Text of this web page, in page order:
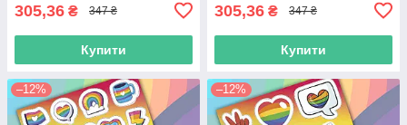
305,36 ₴ 347 ₴
Купити
305,36 ₴ 347 ₴
Купити
–12% –12%